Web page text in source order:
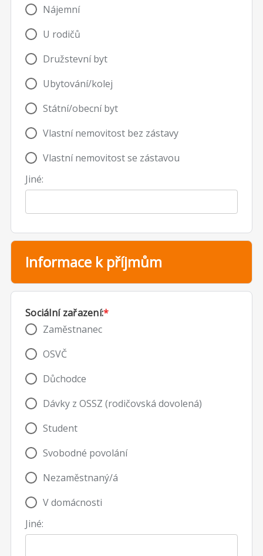
Nájemní
U rodičů
Družstevní byt
Ubytování/kolej
Státní/obecní byt
Vlastní nemovitost bez zástavy
Vlastní nemovitost se zástavou
Jiné:
Informace k příjmům
Sociální zařazení:*
Zaměstnanec
OSVČ
Důchodce
Dávky z OSSZ (rodičovská dovolená)
Student
Svobodné povolání
Nezaměstnaný/á
V domácnosti
Jiné: